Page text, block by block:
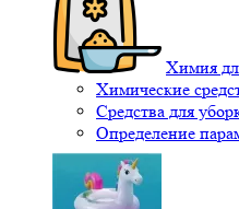
Химия
Химические
Средства для
Определение